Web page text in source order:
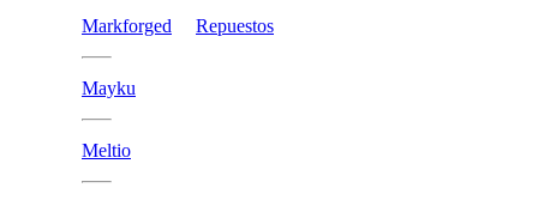
Markforged
Mayku
Meltio
Repuestos